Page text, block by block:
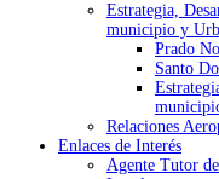
Estrategia,
municipio y
Prado
Santo
Relaciones
Enlaces de Interés
Agente Tutor